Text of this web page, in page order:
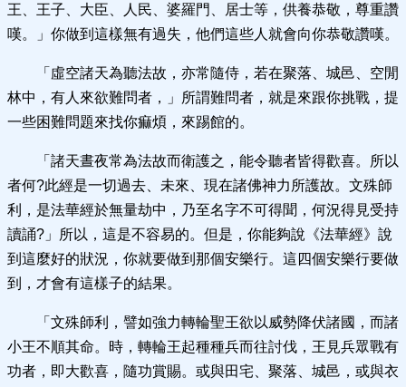
王、王子、大臣、人民、婆羅門、居士等，供養恭敬，尊重讚
嘆。」你做到這樣無有過失，他們這些人就會向你恭敬讚嘆。
「虛空諸天為聽法故，亦常隨侍，若在聚落、城邑、空閒
林中，有人來欲難問者，」所謂難問者，就是來跟你挑戰，提
一些困難問題來找你痲煩，來踢館的。
「諸天晝夜常為法故而衛護之，能令聽者皆得歡喜。所以
者何?此經是一切過去、未來、現在諸佛神力所護故。文殊師
利，是法華經於無量劫中，乃至名字不可得聞，何況得見受持
讀誦?」所以，這是不容易的。但是，你能夠說《法華經》說
到這麼好的狀況，你就要做到那個安樂行。這四個安樂行要做
到，才會有這樣子的結果。
「文殊師利，譬如強力轉輪聖王欲以威勢降伏諸國，而諸
小王不順其命。時，轉輪王起種種兵而往討伐，王見兵眾戰有
功者，即大歡喜，隨功賞賜。或與田宅、聚落、城邑，或與衣